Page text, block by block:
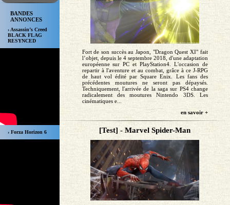
BANDES
ANNONCES
› Assassin’s Creed
BLACK FLAG
RESYNCED
› Forza Horizon 6
Fort de son succès au Japon, "Dragon Quest XI" fait
l’objet, depuis le 4 septembre 2018, d'une adaptation
européenne sur PC et PlayStation4. L'occasion de
repartir à l'aventure et au combat, grâce à ce J-RPG
de haut vol édité par Square Enix. Les fans des
précédentes moutures ne seront pas dépaysés.
Techniquement, l'arrivée de la saga sur PS4 change
radicalement des moutures Nintendo 3DS. Les
cinématiques e...
en savoir +
[Test] - Marvel Spider-Man